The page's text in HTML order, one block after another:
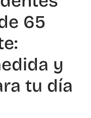
65
y
tu día